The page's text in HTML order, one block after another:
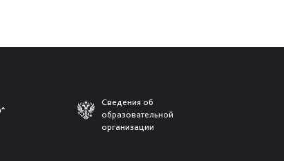
Сведения об
образовательной
организации